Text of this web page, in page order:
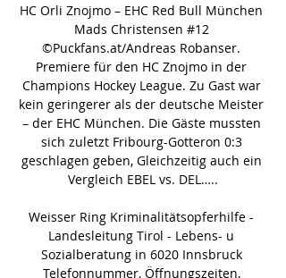
HC Orli Znojmo – EHC Red Bull München
Mads Christensen #12
©Puckfans.at/Andreas Robanser.
Premiere für den HC Znojmo in der
Champions Hockey League. Zu Gast war
kein geringerer als der deutsche Meister
– der EHC München. Die Gäste mussten
sich zuletzt Fribourg-Gotteron 0:3
geschlagen geben, Gleichzeitig auch ein
Vergleich EBEL vs. DEL…..
Weisser Ring Kriminalitätsopferhilfe -
Landesleitung Tirol - Lebens- u
Sozialberatung in 6020 Innsbruck
Telefonnummer, Öffnungszeiten,